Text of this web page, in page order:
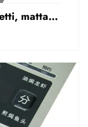
Kiiltävä muovikalvotarran etiketti, mattapintainen etupaneelin tarran etiketti, korostettu polycarbonaattipäällys